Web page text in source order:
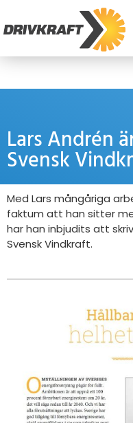
Lars Andrén
Svensk
Med Lars mångåriga
faktum att han sitter
har han inbjudits att
Svensk Vindkraft.